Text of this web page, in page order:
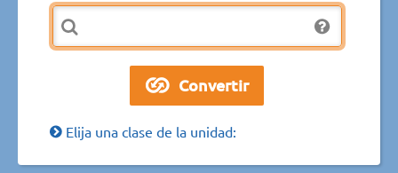
Elija una clase de la unidad: